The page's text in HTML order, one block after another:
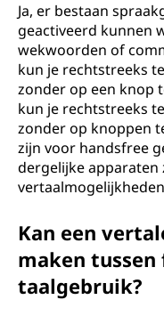
Ja, er bestaan
geactiveerd kunnen
wekwoorden of
kun je rechtstreeks
zonder op een knop
kun je rechtstreeks
zonder op knoppen
zijn voor handsfree
dergelijke apparaten
Kan een
maken
taalgebruik?